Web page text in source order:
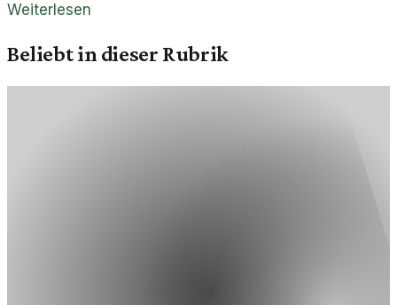
Weiterlesen
Beliebt in dieser Rubrik